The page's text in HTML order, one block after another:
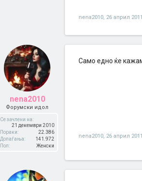
nena2010, 26 април 2011
nena2010
Форумски идол
Се зачлени на:
21 декември 2010
Пораки:
22.386
Допаѓања:
141.972
Пол:
Женски
Само едно ќе
nena2010, 26 април 2011